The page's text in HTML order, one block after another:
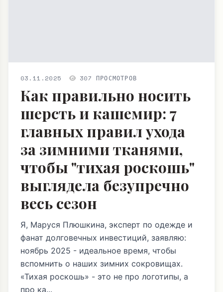
03.11.2025 307 ПРОСМОТРОВ
Как правильно носить
шерсть и кашемир: 7
главных правил ухода
за зимними тканями,
чтобы "тихая роскошь"
выглядела безупречно
весь сезон
Я, Маруся Плюшкина, эксперт по одежде и
фанат долговечных инвестиций, заявляю:
ноябрь 2025 - идеальное время, чтобы
вспомнить о наших зимних сокровищах.
«Тихая роскошь» - это не про логотипы, а
про ка...